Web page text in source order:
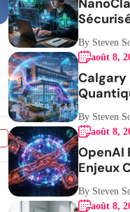
By Steven
août 8,
Calgary
Canada
By Steven
août 8,
OpenAI
Enjeux
By Steven
août 8,